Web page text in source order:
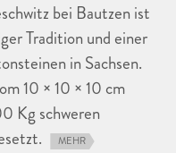
bei Bautzen ist
Tradition und einer
in Sachsen.
10 × 10 × 10 cm
Kg schweren
MEHR